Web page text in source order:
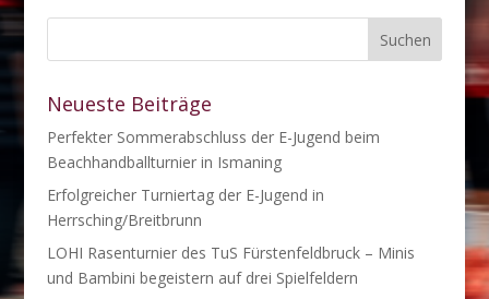
Neueste Beiträge
Perfekter Sommerabschluss der E-Jugend beim
Beachhandballturnier in Ismaning
Erfolgreicher Turniertag der E-Jugend in
Herrsching/Breitbrunn
LOHI Rasenturnier des TuS Fürstenfeldbruck – Minis
und Bambini begeistern auf drei Spielfeldern